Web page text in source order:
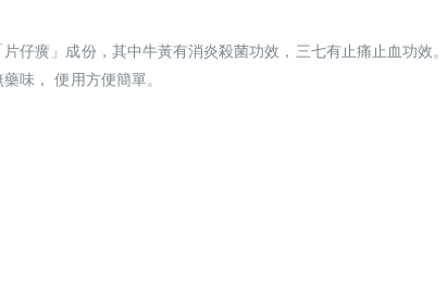
仔癀」成份，其中牛黃有消炎殺菌功效，三七有止痛止血功效。
味， 便用方便簡單。